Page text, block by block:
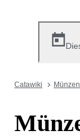
Catawiki